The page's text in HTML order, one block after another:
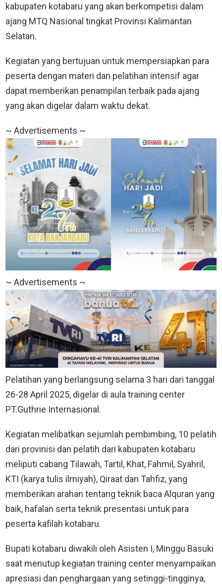
kabupaten kotabaru yang akan berkompetisi dalam
ajang MTQ Nasional tingkat Provinsi Kalimantan
Selatan.
Kegiatan yang bertujuan untuk mempersiapkan para
peserta dengan materi dan pelatihan intensif agar
dapat memberikan penampilan terbaik pada ajang
yang akan digelar dalam waktu dekat.
~ Advertisements ~
~ Advertisements ~
Pelatihan yang berlangsung selama 3 hari dari tanggal
26-28 April 2025, digelar di aula training center
PT.Guthrie Internasional.
Kegiatan melibatkan sejumlah pembimbing, 10 pelatih
dari provinisi dan pelatih dari kabupaten kotabaru
meliputi cabang Tilawah, Tartil, Khat, Fahmil, Syahril,
KTI (karya tulis ilmiyah), Qiraat dan Tahfiz, yang
memberikan arahan tentang teknik baca Alquran yang
baik, hafalan serta teknik presentasi untuk para
peserta kafilah kotabaru.
Bupati kotabaru diwakili oleh Asisten I, Minggu Basuki
saat menutup kegiatan training center menyampaikan
apresiasi dan penghargaan yang setinggi-tingginya,